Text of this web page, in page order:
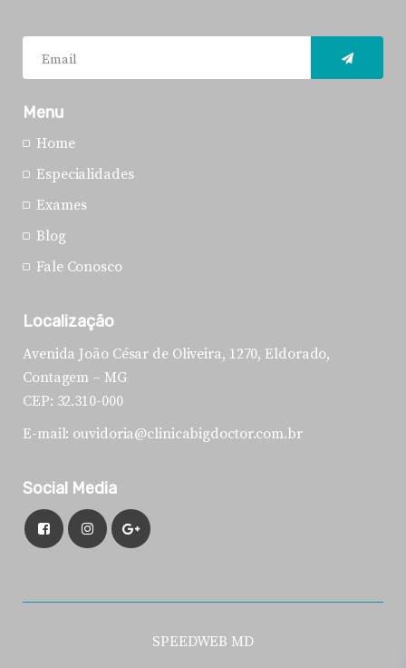
Menu
Home
Especialidades
Exames
Blog
Fale Conosco
Localização
Avenida João César de Oliveira, 1270, Eldorado,
Contagem – MG
CEP: 32.310-000
E-mail: ouvidoria@clinicabigdoctor.com.br
Social Media
SPEEDWEB MD